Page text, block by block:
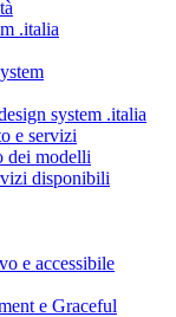
.italia
system .italia
e servizi
dei modelli
disponibili
e accessibile
e Graceful